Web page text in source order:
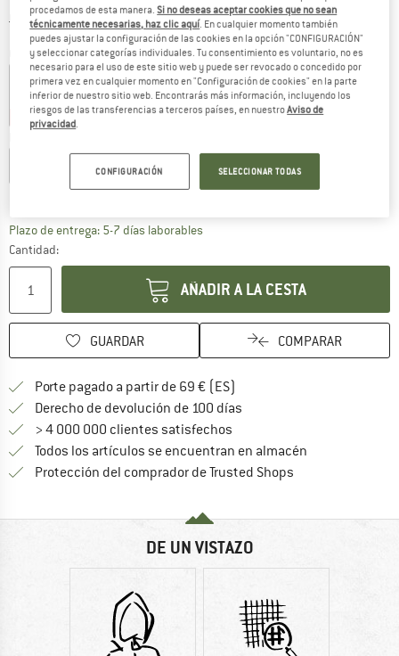
más Gastos de envíoInformación sobre los gastos de envío. Se abre en
Color:Orange
25% 30% 35%
EU128 EU140 152 EU164
Plazo de entrega: 5-7 días laborablesEl enlace se abre en una ventana
Cantidad:
AÑADIR A LA CESTA
GUARDAR COMPARAR
Porte pagado a partir de 69 € (ES)
Derecho de devolución de 100 días
> 4 000 000 clientes satisfechos
Todos los artículos se encuentran en almacén
Protección del comprador de Trusted Shops
DE UN VISTAZO
procedamos de esta manera.Si no deseas aceptar cookies que no sean
técnicamente necesarias, haz clic aquí. En cualquier momento también
puedes ajustar la configuración de las cookies en la opción "CONFIGURACIÓN"
y seleccionar categorías individuales. Tu consentimiento es voluntario, no es
necesario para el uso de este sitio web y puede ser revocado o concedido por
primera vez en cualquier momento en "Configuración de cookies" en la parte
inferior de nuestro sitio web. Encontrarás más información, incluyendo los
riesgos de las transferencias a terceros países, en nuestroAviso de
privacidad.
CONFIGURACIÓN SELECCIONAR TODAS